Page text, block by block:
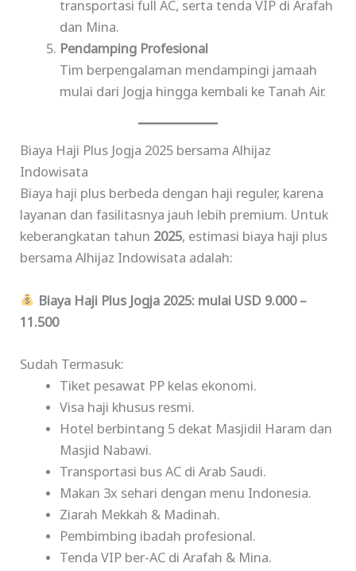
transportasi full AC, serta tenda VIP di Arafah
dan Mina.
Pendamping Profesional
Tim berpengalaman mendampingi jamaah
mulai dari Jogja hingga kembali ke Tanah Air.
Biaya Haji Plus Jogja 2025 bersama Alhijaz
Indowisata
Biaya haji plus berbeda dengan haji reguler, karena
layanan dan fasilitasnya jauh lebih premium. Untuk
keberangkatan tahun 2025, estimasi biaya haji plus
bersama Alhijaz Indowisata adalah:
Biaya Haji Plus Jogja 2025: mulai USD 9.000 –
11.500
Sudah Termasuk:
Tiket pesawat PP kelas ekonomi.
Visa haji khusus resmi.
Hotel berbintang 5 dekat Masjidil Haram dan
Masjid Nabawi.
Transportasi bus AC di Arab Saudi.
Makan 3x sehari dengan menu Indonesia.
Ziarah Mekkah & Madinah.
Pembimbing ibadah profesional.
Tenda VIP ber-AC di Arafah & Mina.